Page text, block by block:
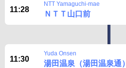
11:28
NTT Yamaguchi-mae
ＮＴＴ山口前
11:30
Yuda Onsen
湯田温泉（湯田温泉通）